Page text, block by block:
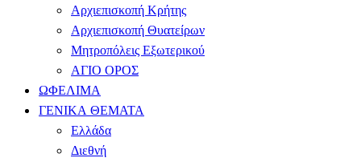
Αρχιεπισκοπή Κρήτης
Αρχιεπισκοπή Θυατείρων
Μητροπόλεις Εξωτερικού
ΑΓΙΟ ΟΡΟΣ
ΩΦΕΛΙΜΑ
ΓΕΝΙΚΑ ΘΕΜΑΤΑ
Ελλάδα
Διεθνή